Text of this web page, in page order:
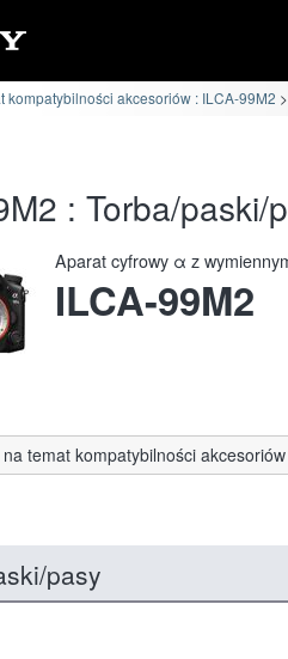
kompatybilności akcesoriów : ILCA-99M2
: Torba/
Aparat cyfrowy α z
ILCA-99M2
temat kompatybilności
pasy